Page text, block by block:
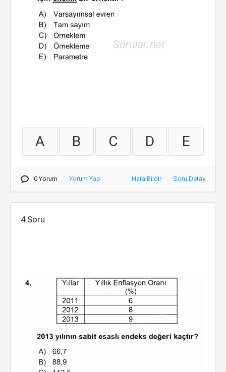
A B C D E
0 Yorum Yorum Yap Hata Bildir Soru Detay
4.Soru